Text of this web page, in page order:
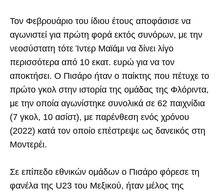
Τον Φεβρουάριο του ίδιου έτους αποφάσισε να
αγωνιστεί για πρώτη φορά εκτός συνόρων, με την
νεοσύστατη τότε Ίντερ Μαϊάμι να δίνει λίγο
περισσότερα από 10 εκατ. ευρώ για να τον
αποκτήσει. Ο Πισάρο ήταν ο παίκτης που πέτυχε το
πρώτο γκολ στην ιστορία της ομάδας της Φλόριντα,
με την οποία αγωνίστηκε συνολικά σε 62 παιχνίδια
(7 γκολ, 10 ασίστ), με παρένθεση ενός χρόνου
(2022) κατά τον οποίο επέστρεψε ως δανεικός στη
Μοντερέι.
Σε επίπεδο εθνικών ομάδων ο Πισάρο φόρεσε τη
φανέλα της U23 του Μεξικού, ήταν μέλος της